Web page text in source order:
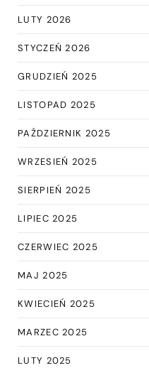
LUTY 2026
STYCZEŃ 2026
GRUDZIEŃ 2025
LISTOPAD 2025
PAŹDZIERNIK 2025
WRZESIEŃ 2025
SIERPIEŃ 2025
LIPIEC 2025
CZERWIEC 2025
MAJ 2025
KWIECIEŃ 2025
MARZEC 2025
LUTY 2025